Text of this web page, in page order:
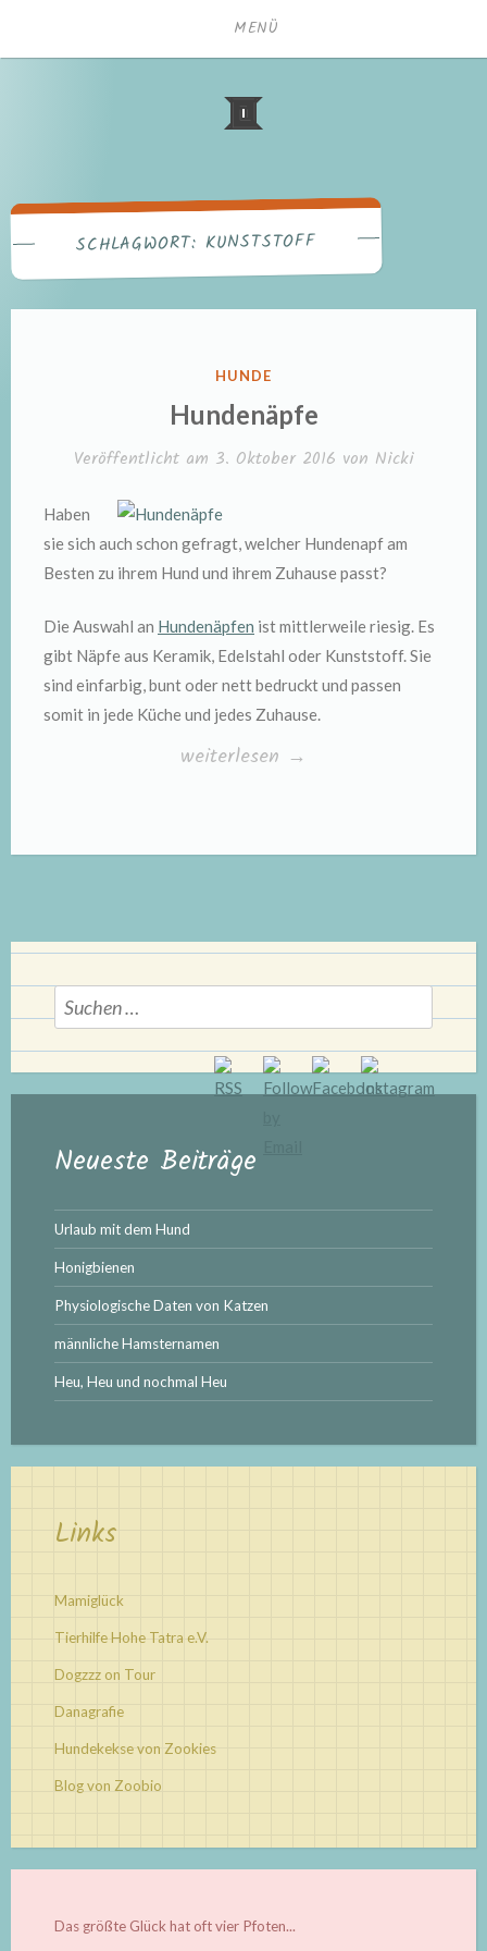
MENÜ
SCHLAGWORT: KUNSTSTOFF
VERÖFFENTLICHT
HUNDE
Hundenäpfe
Veröffentlicht am 3. Oktober 2016 von Nicki
Haben
sie sich auch schon gefragt, welcher Hundenapf am
Besten zu ihrem Hund und ihrem Zuhause passt?
Die Auswahl an Hundenäpfen ist mittlerweile riesig. Es
gibt Näpfe aus Keramik, Edelstahl oder Kunststoff. Sie
sind einfarbig, bunt oder nett bedruckt und passen
somit in jede Küche und jedes Zuhause.
„Hundenäpfe“
weiterlesen →
Suchen
nach:
Neueste Beiträge
Urlaub mit dem Hund
Honigbienen
Physiologische Daten von Katzen
männliche Hamsternamen
Heu, Heu und nochmal Heu
Links
Mamiglück
Tierhilfe Hohe Tatra e.V.
Dogzzz on Tour
Danagrafie
Hundekekse von Zookies
Blog von Zoobio
Das größte Glück hat oft vier Pfoten...